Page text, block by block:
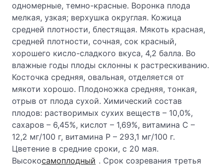
одномерные, темно-красные. Воронка плода
мелкая, узкая; верхушка округлая. Кожица
средней плотности, блестящая. Мякоть красная,
средней плотности, сочная, сок красный,
хорошего кисло-сладкого вкуса, 4,2 балла. Во
влажные годы плоды склонны к растрескиванию.
Косточка средняя, овальная, отделяется от
мякоти хорошо. Плодоножка средняя, тонкая,
отрыв от плода сухой. Химический состав
плодов: растворимых сухих веществ – 10,0%,
сахаров – 6,45%, кислот – 1,69%, витамина С –
12,2 мг/100 г, витамина Р – 293,1 мг/100 г.
Цветение в средние сроки, с 20 мая.
Высокосамоплодный . Срок созревания третья